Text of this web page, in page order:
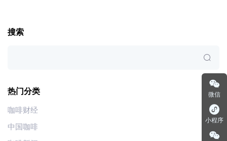
搜索
热门分类
咖啡财经
中国咖啡
微信
小程序